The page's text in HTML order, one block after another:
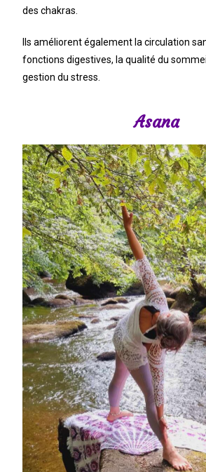
des chakras.
Ils améliorent également la circulation
fonctions digestives, la qualité du
gestion du stress.
Asana